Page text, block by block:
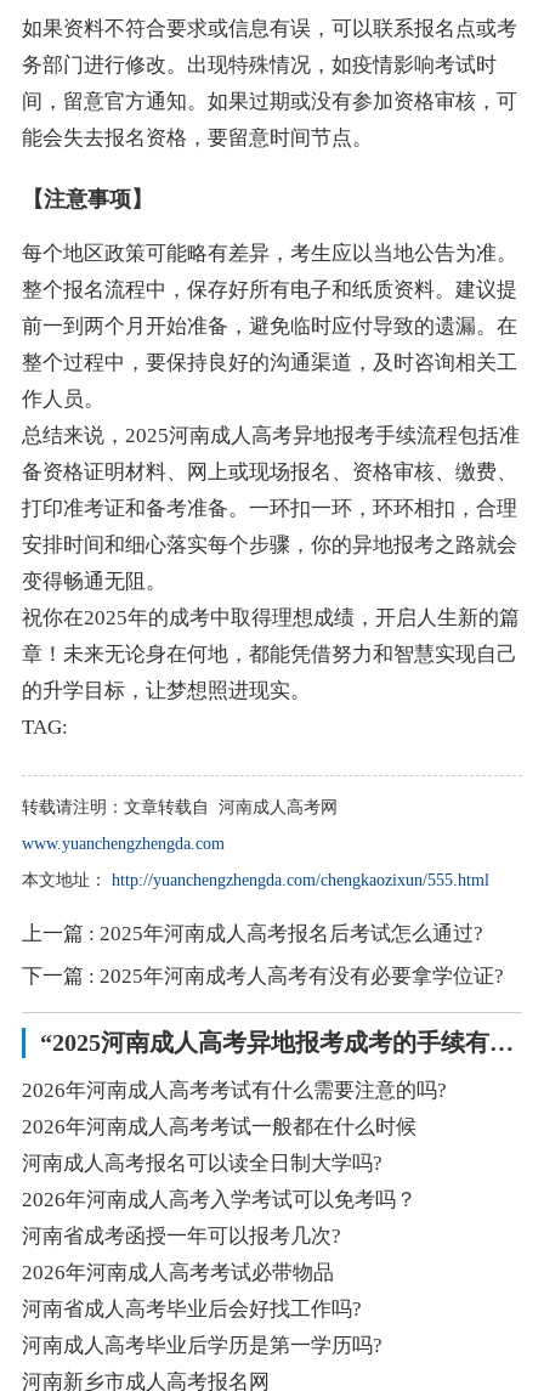
如果资料不符合要求或信息有误，可以联系报名点或考
务部门进行修改。出现特殊情况，如疫情影响考试时
间，留意官方通知。如果过期或没有参加资格审核，可
能会失去报名资格，要留意时间节点。
【注意事项】
每个地区政策可能略有差异，考生应以当地公告为准。
整个报名流程中，保存好所有电子和纸质资料。建议提
前一到两个月开始准备，避免临时应付导致的遗漏。在
整个过程中，要保持良好的沟通渠道，及时咨询相关工
作人员。
总结来说，2025河南成人高考异地报考手续流程包括准
备资格证明材料、网上或现场报名、资格审核、缴费、
打印准考证和备考准备。一环扣一环，环环相扣，合理
安排时间和细心落实每个步骤，你的异地报考之路就会
变得畅通无阻。
祝你在2025年的成考中取得理想成绩，开启人生新的篇
章！未来无论身在何地，都能凭借努力和智慧实现自己
的升学目标，让梦想照进现实。
TAG:
转载请注明： 文章转载自 河南成人高考网
www.yuanchengzhengda.com
本文地址：
http://yuanchengzhengda.com/chengkaozixun/555.html
上一篇 : 2025年河南成人高考报名后考试怎么通过?
下一篇 : 2025年河南成考人高考有没有必要拿学位证?
“2025河南成人高考异地报考成考的手续有什么?”相关阅读
2026年河南成人高考考试有什么需要注意的吗?
2026年河南成人高考考试一般都在什么时候
河南成人高考报名可以读全日制大学吗?
2026年河南成人高考入学考试可以免考吗？
河南省成考函授一年可以报考几次?
2026年河南成人高考考试必带物品
河南省成人高考毕业后会好找工作吗?
河南成人高考毕业后学历是第一学历吗?
河南新乡市成人高考报名网